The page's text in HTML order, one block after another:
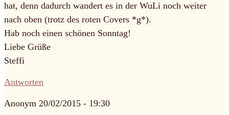
hat, denn dadurch wandert es in der WuLi noch weiter
nach oben (trotz des roten Covers *g*).
Hab noch einen schönen Sonntag!
Liebe Grüße
Steffi
Antworten
Anonym 20/02/2015 - 19:30